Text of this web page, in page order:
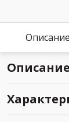
Описание
Описание